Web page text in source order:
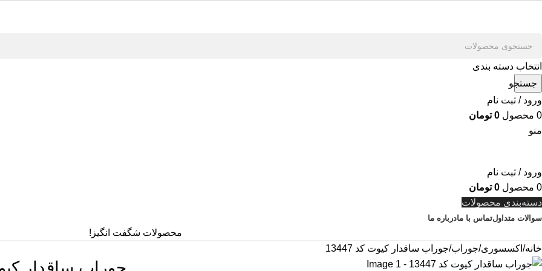
انتخاب دسته بندی
جستجو
ورود / ثبت نام
0 محصول 0 تومان
منو
ورود / ثبت نام
0 محصول 0 تومان
دسته‌بندی محصولات
سوالات متداولتماس با مادرباره ما
محصولات شگفت انگیز!
خانه اکسسوری جوراب جوراب ساقدار کیوت کد 13447